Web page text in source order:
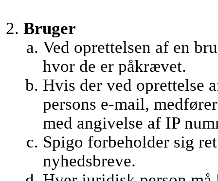
Bruger
Ved oprettelsen af en
hvor de er påkrævet.
Hvis der ved oprettelse
persons e-mail,
med angivelse af IP
Spigo forbeholder sig
nyhedsbreve.